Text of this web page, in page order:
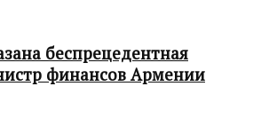
беспрецедентная
финансов Армении